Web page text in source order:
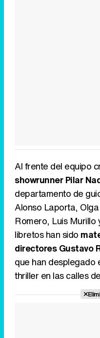
Al frente del equipo
showrunner Pilar
departamento de
Alonso Laporta,
Romero, Luis Murillo
libretos han sido
directores Gustavo
que han desplegado
thriller en las calles